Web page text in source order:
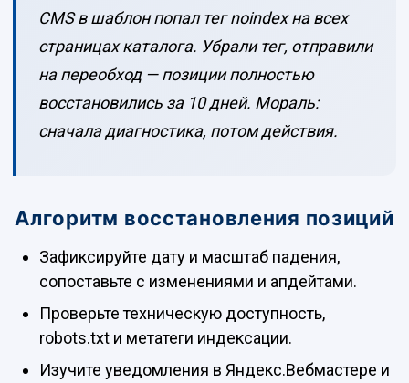
CMS в шаблон попал тег noindex на всех
страницах каталога. Убрали тег, отправили
на переобход — позиции полностью
восстановились за 10 дней. Мораль:
сначала диагностика, потом действия.
Алгоритм восстановления позиций
Зафиксируйте дату и масштаб падения,
сопоставьте с изменениями и апдейтами.
Проверьте техническую доступность,
robots.txt и метатеги индексации.
Изучите уведомления в Яндекс.Вебмастере и